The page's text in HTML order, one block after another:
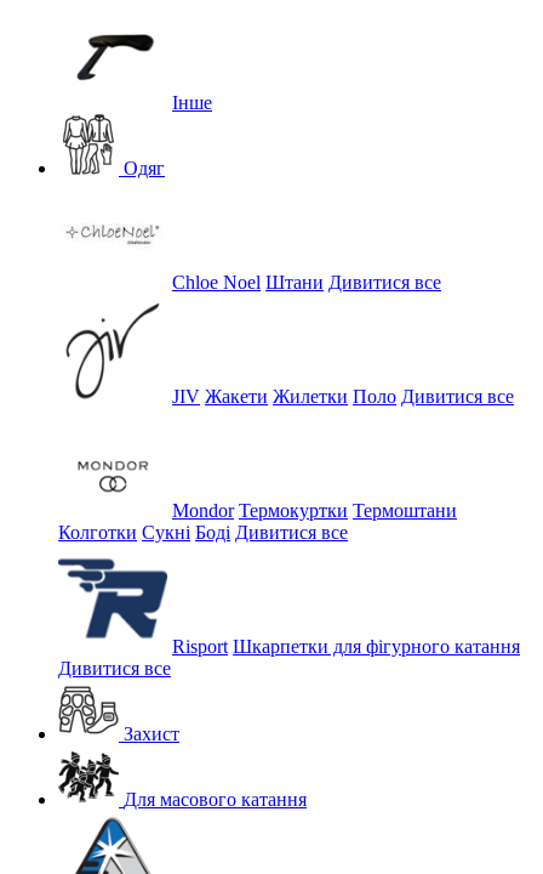
Інше
Одяг
Chloe Noel Штани Дивитися все
JIV Жакети Жилетки Поло Дивитися все
Mondor Термокуртки Термоштани
Колготки Сукні Боді Дивитися все
Risport Шкарпетки для фігурного катання
Дивитися все
Захист
Для масового катання